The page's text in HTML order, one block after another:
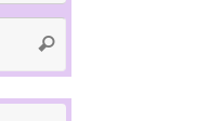
Rechercher